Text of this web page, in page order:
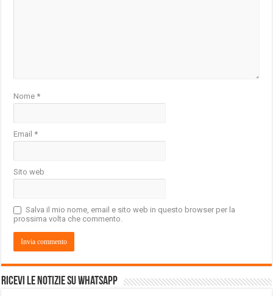
Nome*
Email*
Sito web
Salva il mio nome, email e sito web in questo browser per la
prossima volta che commento.
Ricevi le notizie su Whatsapp